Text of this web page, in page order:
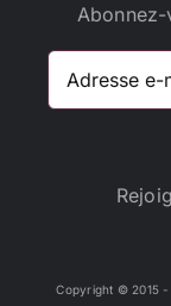
Adresse
Copyright © 2015 -